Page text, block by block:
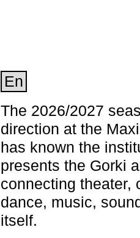
En
The 2026/2027
direction at the
has known the
presents the Gorki
connecting theater,
dance, music,
itself.